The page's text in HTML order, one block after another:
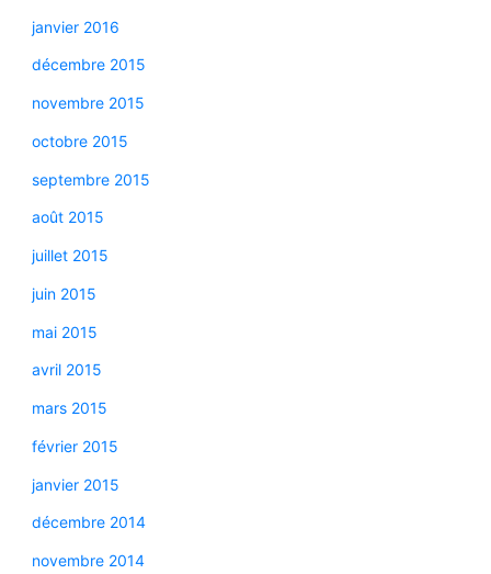
janvier 2016
décembre 2015
novembre 2015
octobre 2015
septembre 2015
août 2015
juillet 2015
juin 2015
mai 2015
avril 2015
mars 2015
février 2015
janvier 2015
décembre 2014
novembre 2014